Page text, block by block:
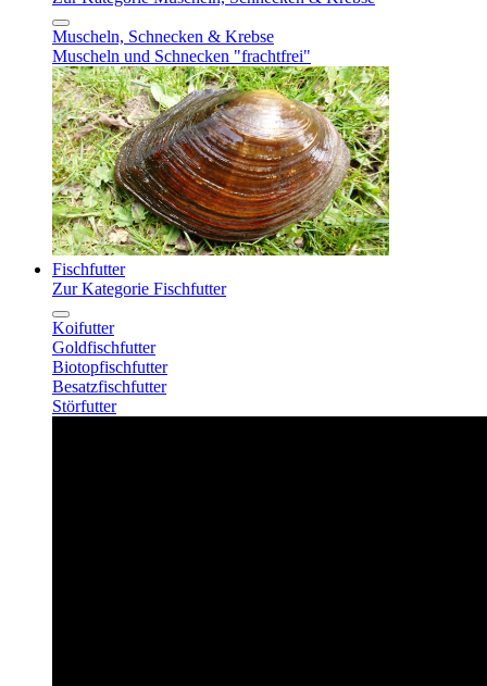
Muscheln, Schnecken & Krebse
Muscheln und Schnecken "frachtfrei"
Fischfutter
Zur Kategorie Fischfutter
Koifutter
Goldfischfutter
Biotopfischfutter
Besatzfischfutter
Störfutter